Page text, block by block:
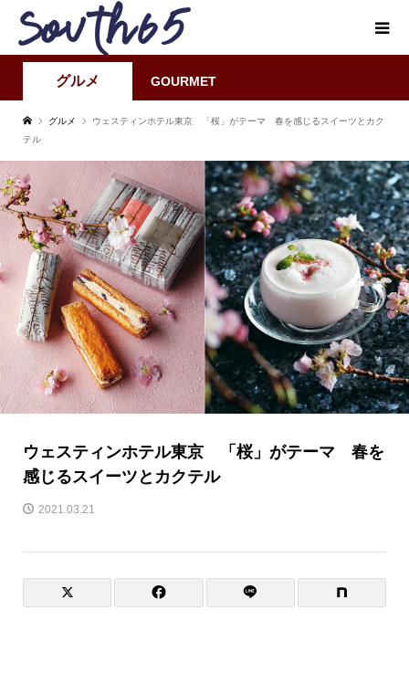
グルメ GOURMET
グルメ
ウェスティンホテル東京 「桜」がテーマ 春を感じるスイーツとカク
テル
ウェスティンホテル東京 「桜」がテーマ 春を
感じるスイーツとカクテル
2021.03.21